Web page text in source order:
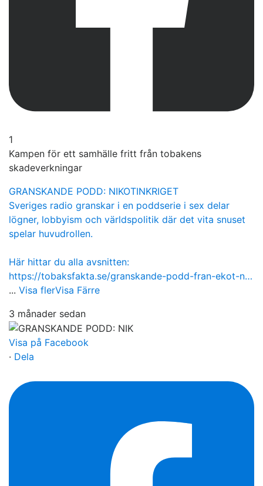
1
Kampen för ett samhälle fritt från tobakens
skadeverkningar
GRANSKANDE PODD: NIKOTINKRIGET
Sveriges radio granskar i en poddserie i sex delar
lögner, lobbyism och världspolitik där det vita snuset
spelar huvudrollen.
Här hittar du alla avsnitten:
https://tobaksfakta.se/granskande-podd-fran-ekot-n…
... Visa flerVisa Färre
3 månader sedan
Visa på Facebook
· Dela